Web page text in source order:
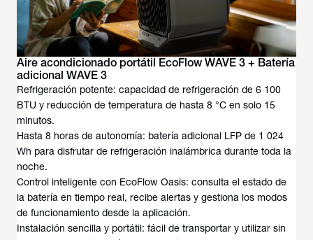
Aire acondicionado portátil EcoFlow WAVE 3 + Batería
adicional WAVE 3
Refrigeración potente: capacidad de refrigeración de 6 100
BTU y reducción de temperatura de hasta 8 °C en solo 15
minutos.
Hasta 8 horas de autonomía: batería adicional LFP de 1 024
Wh para disfrutar de refrigeración inalámbrica durante toda la
noche.
Control inteligente con EcoFlow Oasis: consulta el estado de
la batería en tiempo real, recibe alertas y gestiona los modos
de funcionamiento desde la aplicación.
Instalación sencilla y portátil: fácil de transportar y utilizar sin